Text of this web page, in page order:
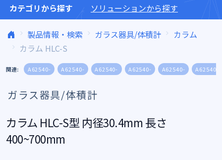
カテゴリから探す ソリューションから探す
製品情報・検索 ガラス器具/体積計
カラム
カラム HLC-S
関連: A62540- A62540- A62540- A62540- A62540- A62540-
ガラス器具/体積計
カラム HLC-S型 内径30.4mm 長さ
400~700mm